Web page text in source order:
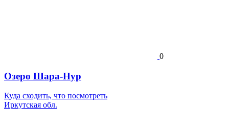
0
Озеро Шара-Нур
Куда сходить, что посмотреть
Иркутская обл.